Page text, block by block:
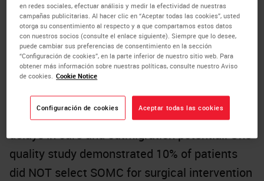
Southern Ohio Medical Center (SOMC) is a
community hospital in Portsmouth, Ohio.
Review of data pertaining to breast care
delivery demonstrated opportunities for
improvement. Analysis of the cadence of care
processes across departments demonstrated
delays in care and outmigration potential. One
quality study demonstrated 10% of patients
did NOT select SOMC for surgical intervention
en redes sociales, efectuar análisis y medir la efectividad de nuestras
campañas publicitarias. Al hacer clic en “Aceptar todas las cookies”, usted
otorga su consentimiento al respecto y a que compartamos estos datos
con nuestros socios (consulte el enlace siguiente). Siempre que lo desee,
puede cambiar sus preferencias de consentimiento en la sección
“Configuración de cookies”, en la parte inferior de nuestro sitio web. Para
obtener más información sobre nuestras políticas, consulte nuestro Aviso
de cookies. Cookie Notice
Configuración de cookies Aceptar todas las cookies